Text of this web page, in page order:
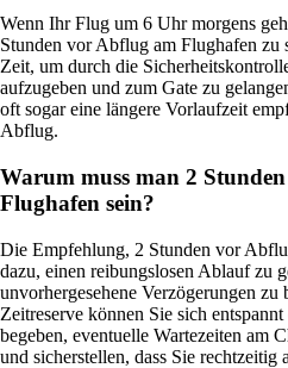
Wenn Ihr Flug um 6 Uhr morgens
Stunden vor Abflug am Flughafen zu
Zeit, um durch die
aufzugeben und zum Gate zu
oft sogar eine längere Vorlaufzeit
Abflug.
Warum muss man 2
Flughafen sein?
Die Empfehlung, 2 Stunden vor
dazu, einen reibungslosen Ablauf zu
unvorhergesehene Verzögerungen
Zeitreserve können Sie sich
begeben, eventuelle Wartezeiten am
und sicherstellen, dass Sie rechtzeitig